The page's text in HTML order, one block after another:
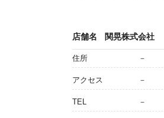
店舗名 関晃株式会社
住所 －
アクセス －
TEL －